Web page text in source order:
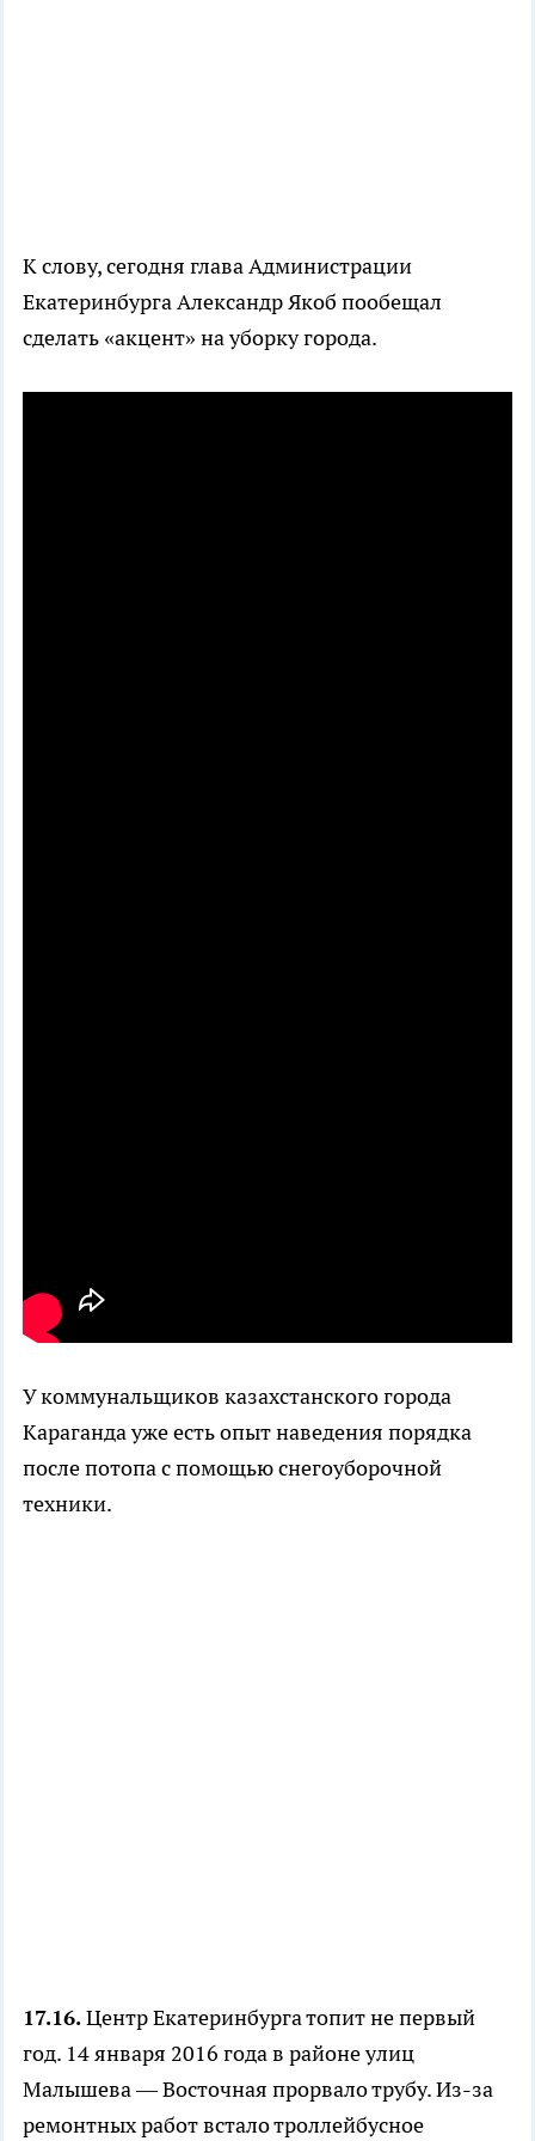
К слову, сегодня глава Администрации
Екатеринбурга Александр Якоб пообещал
сделать «акцент» на уборку города.
У коммунальщиков казахстанского города
Караганда уже есть опыт наведения порядка
после потопа с помощью снегоуборочной
техники.
17.16.Центр Екатеринбурга топит не первый
год. 14 января 2016 года в районе улиц
Малышева — Восточная прорвало трубу. Из-за
ремонтных работ встало троллейбусное